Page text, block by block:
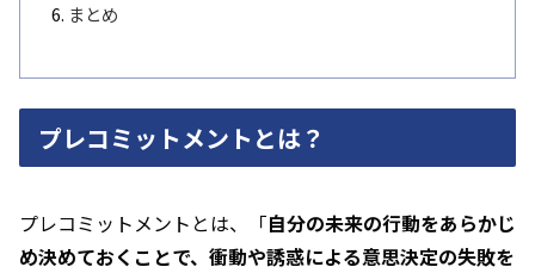
まとめ
プレコミットメントとは？
プレコミットメントとは、「自分の未来の行動をあらかじ
め決めておくことで、衝動や誘惑による意思決定の失敗を